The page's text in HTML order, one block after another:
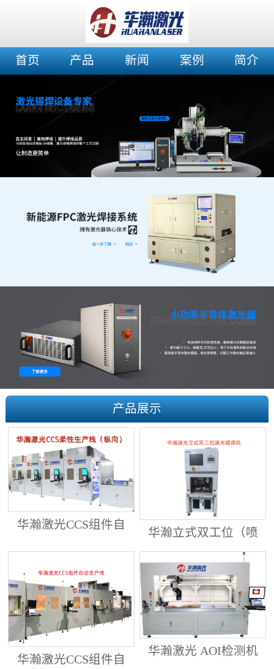
首页 产品 新闻 案例 简介
产品展示
华瀚激光CCS组件自
动生产线（纵向线）
华瀚立式双工位（喷
射锡膏）激光焊锡机
华瀚激光CCS组件自
华瀚激光 AOI检测机